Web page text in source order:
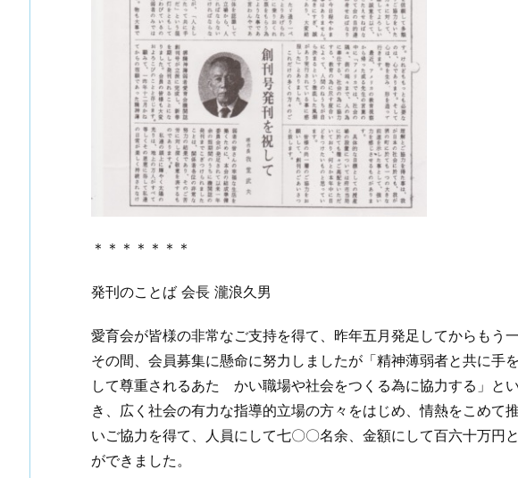
＊＊＊＊＊＊＊
発刊のことば 会長 瀧浪久男
愛育会が皆様の非常なご支持を得て、昨年五月発足してからもう
その間、会員募集に懸命に努力しましたが「精神薄弱者と共に手
して尊重されるあたゝかい職場や社会をつくる為に協力する」と
き、広く社会の有力な指導的立場の方々をはじめ、情熱をこめて
いご協力を得て、人員にして七〇〇名余、金額にして百六十万円
ができました。